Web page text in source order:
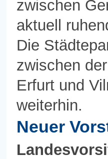
zwischen
aktuell
Die
zwischen
Erfurt und
weiterhin.
Neuer